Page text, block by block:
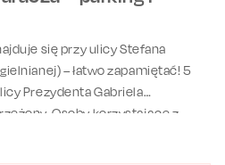
się przy ulicy Stefana
– łatwo zapamiętać! 5
Prezydenta Gabriela
Osoby korzystające z
Niedaleko Teatru